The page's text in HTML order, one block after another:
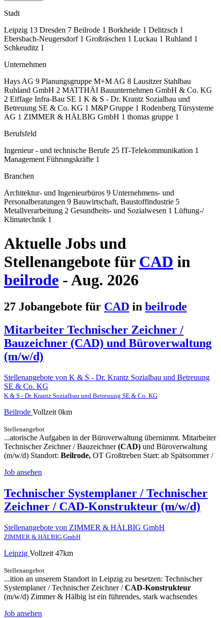
Stadt
Leipzig 13 Dresden 7 Beilrode 1 Borkheide 1 Delitzsch 1
Ebersbach-Neugersdorf 1 Großräschen 1 Luckau 1 Ruhland 1
Schkeuditz 1
Unternehmen
Hays AG 9 Planungsgruppe M+M AG 8 Lausitzer Stahlbau
Ruhland GmbH 2 MATTHÄI Bauunternehmen GmbH & Co. KG
2 Eiffage Infra-Bau SE 1 K & S - Dr. Krantz Sozialbau und
Betreuung SE & Co. KG 1 M&P Gruppe 1 Rodenberg Türsysteme
AG 1 ZIMMER & HÄLBIG GmbH 1 thomas gruppe 1
Berufsfeld
Ingenieur - und technische Berufe 25 IT-Telekommunikation 1
Management Führungskräfte 1
Branchen
Architektur- und Ingenieurbüros 9 Unternehmens- und
Personalberatungen 9 Bauwirtschaft, Baustoffindustrie 5
Metallverarbeitung 2 Gesundheits- und Sozialwesen 1 Lüftung-/​
Klimatechnik 1
Aktuelle Jobs und
Stellenangebote für CAD in
beilrode - Aug. 2026
27 Jobangebote für CAD in beilrode
Mitarbeiter Technischer Zeichner /
Bauzeichner (CAD) und Büroverwaltung
(m/w/d)
Stellenangebote von K & S - Dr. Krantz Sozialbau und Betreuung
SE & Co. KG
K & S - Dr. Krantz Sozialbau und Betreuung SE & Co. KG
Beilrode Vollzeit 0km
Stellenangebot
...atorische Aufgaben in der Büroverwaltung übernimmt. Mitarbeiter
Technischer Zeichner / Bauzeichner(CAD) und Büroverwaltung
(m/w/d) Standort: Beilrode, OT Großtreben Start: ab Spätsommer /
Job ansehen
Technischer Systemplaner / Technischer
Zeichner / CAD-Konstrukteur (m/w/d)
Stellenangebote von ZIMMER & HÄLBIG GmbH
ZIMMER & HÄLBIG GmbH
Leipzig Vollzeit 47km
Stellenangebot
...ition an unserem Standort in Leipzig zu besetzen: Technischer
Systemplaner / Technischer Zeichner /CAD-Konstrukteur
(m/w/d) Zimmer & Hälbig ist ein führendes, stark wachsendes
Job ansehen